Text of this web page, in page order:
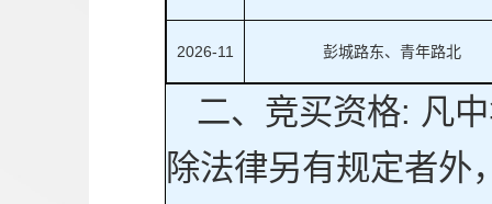
2026-11 彭城路东、青年路北
二、竞买资格: 凡
除法律另有规定者外